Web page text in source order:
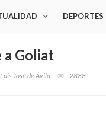
DEPORTES
a Goliat
Luis José de Ávila 2888